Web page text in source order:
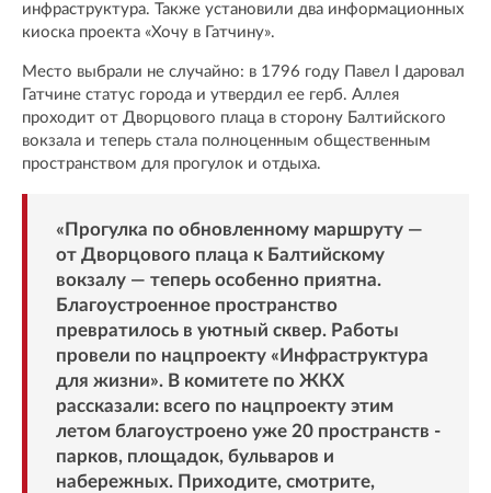
инфраструктура. Также установили два информационных
киоска проекта «Хочу в Гатчину».
Место выбрали не случайно: в 1796 году Павел I даровал
Гатчине статус города и утвердил ее герб. Аллея
проходит от Дворцового плаца в сторону Балтийского
вокзала и теперь стала полноценным общественным
пространством для прогулок и отдыха.
«Прогулка по обновленному маршруту —
от Дворцового плаца к Балтийскому
вокзалу — теперь особенно приятна.
Благоустроенное пространство
превратилось в уютный сквер. Работы
провели по нацпроекту «Инфраструктура
для жизни». В комитете по ЖКХ
рассказали: всего по нацпроекту этим
летом благоустроено уже 20 пространств -
парков, площадок, бульваров и
набережных. Приходите, смотрите,